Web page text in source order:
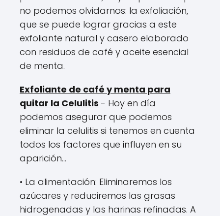
no podemos olvidarnos: la exfoliación,
que se puede lograr gracias a este
exfoliante natural y casero elaborado
con residuos de café y aceite esencial
de menta.
Exfoliante de café y menta para
quitar la Celulitis - Hoy en día
podemos asegurar que podemos
eliminar la celulitis si tenemos en cuenta
todos los factores que influyen en su
aparición…
• La alimentación: Eliminaremos los
azúcares y reduciremos las grasas
hidrogenadas y las harinas refinadas. A